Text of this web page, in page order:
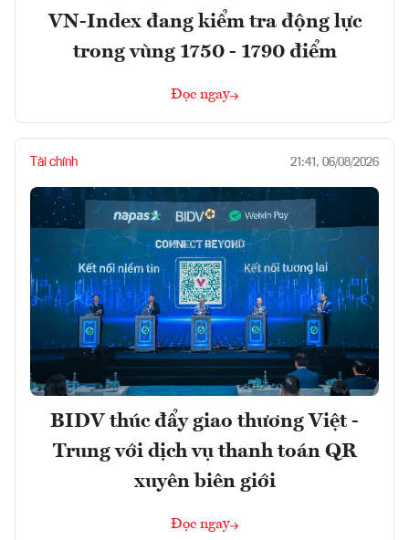
VN-Index đang kiểm tra động lực
trong vùng 1750 - 1790 điểm
Đọc ngay
Tài chính 21:41, 06/08/2026
BIDV thúc đẩy giao thương Việt -
Trung với dịch vụ thanh toán QR
xuyên biên giới
Đọc ngay